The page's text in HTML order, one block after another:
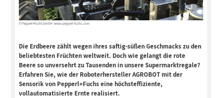
© Pepperl+Fuchs GmbH - www.pepperl-fuchs.com
Die Erdbeere zählt wegen ihres saftig-süßen Geschmacks zu den
beliebtesten Früchten weltweit. Doch wie gelangt die rote
Beere so unversehrt zu Tausenden in unsere Supermarktregale?
Erfahren Sie, wie der Roboterhersteller AGROBOT mit der
Sensorik von Pepperl+Fuchs eine höchsteffiziente,
vollautomatisierte Ernte realisiert.